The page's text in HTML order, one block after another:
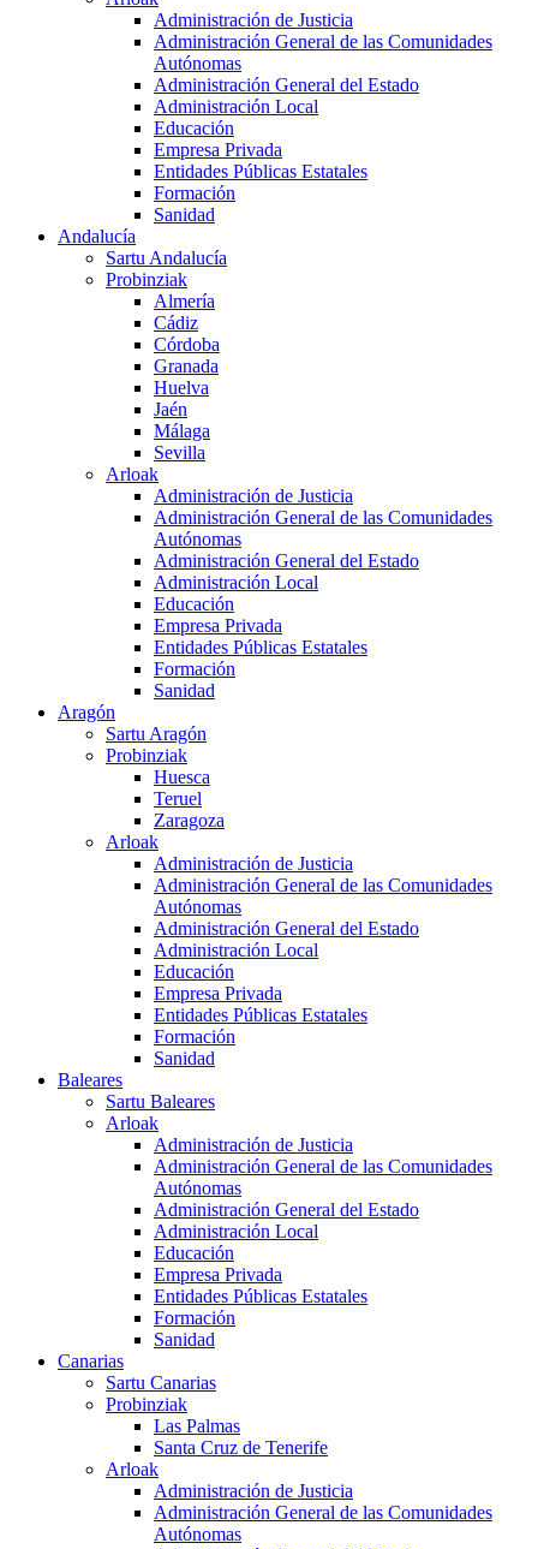
Administración de Justicia
Administración General de las Comunidades
Autónomas
Administración General del Estado
Administración Local
Educación
Empresa Privada
Entidades Públicas Estatales
Formación
Sanidad
Andalucía
Sartu Andalucía
Probinziak
Almería
Cádiz
Córdoba
Granada
Huelva
Jaén
Málaga
Sevilla
Arloak
Administración de Justicia
Administración General de las Comunidades
Autónomas
Administración General del Estado
Administración Local
Educación
Empresa Privada
Entidades Públicas Estatales
Formación
Sanidad
Aragón
Sartu Aragón
Probinziak
Huesca
Teruel
Zaragoza
Arloak
Administración de Justicia
Administración General de las Comunidades
Autónomas
Administración General del Estado
Administración Local
Educación
Empresa Privada
Entidades Públicas Estatales
Formación
Sanidad
Baleares
Sartu Baleares
Arloak
Administración de Justicia
Administración General de las Comunidades
Autónomas
Administración General del Estado
Administración Local
Educación
Empresa Privada
Entidades Públicas Estatales
Formación
Sanidad
Canarias
Sartu Canarias
Probinziak
Las Palmas
Santa Cruz de Tenerife
Arloak
Administración de Justicia
Administración General de las Comunidades
Autónomas